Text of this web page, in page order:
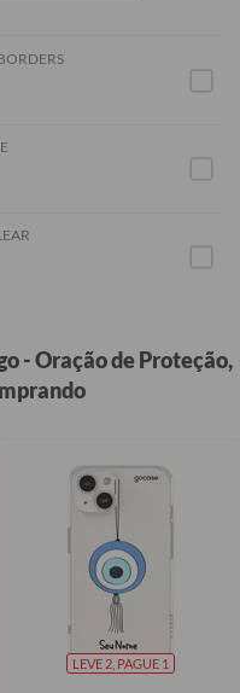
- Oração de Proteção,
LEVE 2, PAGUE 1